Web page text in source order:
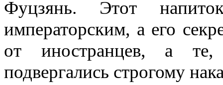
Фуцзянь. Этот
императорским, а его
от иностранцев, а
подвергались строгому